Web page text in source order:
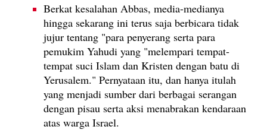
Berkat kesalahan Abbas, media-medianya
hingga sekarang ini terus saja berbicara tidak
jujur tentang "para penyerang serta para
pemukim Yahudi yang "melempari tempat-
tempat suci Islam dan Kristen dengan batu di
Yerusalem." Pernyataan itu, dan hanya itulah
yang menjadi sumber dari berbagai serangan
dengan pisau serta aksi menabrakan kendaraan
atas warga Israel.